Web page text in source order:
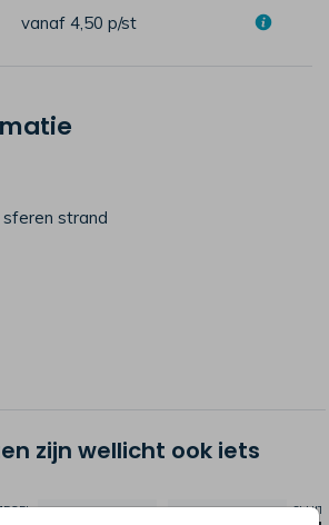
vanaf 4,50 p/st
strand
zijn wellicht ook iets